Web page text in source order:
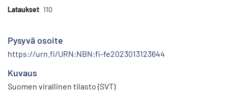
Lataukset 110
Pysyvä osoite
https://urn.fi/URN:NBN:fi-fe2023013123644
Kuvaus
Suomen virallinen tilasto (SVT)